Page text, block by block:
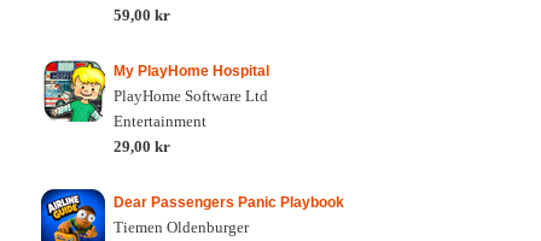
59,00 kr
My PlayHome Hospital
PlayHome Software Ltd
Entertainment
29,00 kr
Dear Passengers Panic Playbook
Tiemen Oldenburger